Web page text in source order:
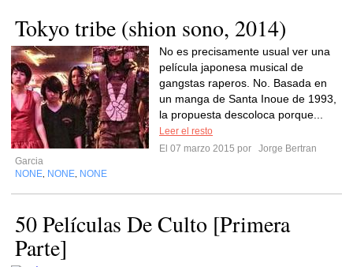
Tokyo tribe (shion sono, 2014)
No es precisamente usual ver una
película japonesa musical de
gangstas raperos. No. Basada en
un manga de Santa Inoue de 1993,
la propuesta descoloca porque...
Leer el resto
El 07 marzo 2015 por
Jorge Bertran
Garcia
NONE NONE NONE
50 Películas De Culto [Primera
Parte]